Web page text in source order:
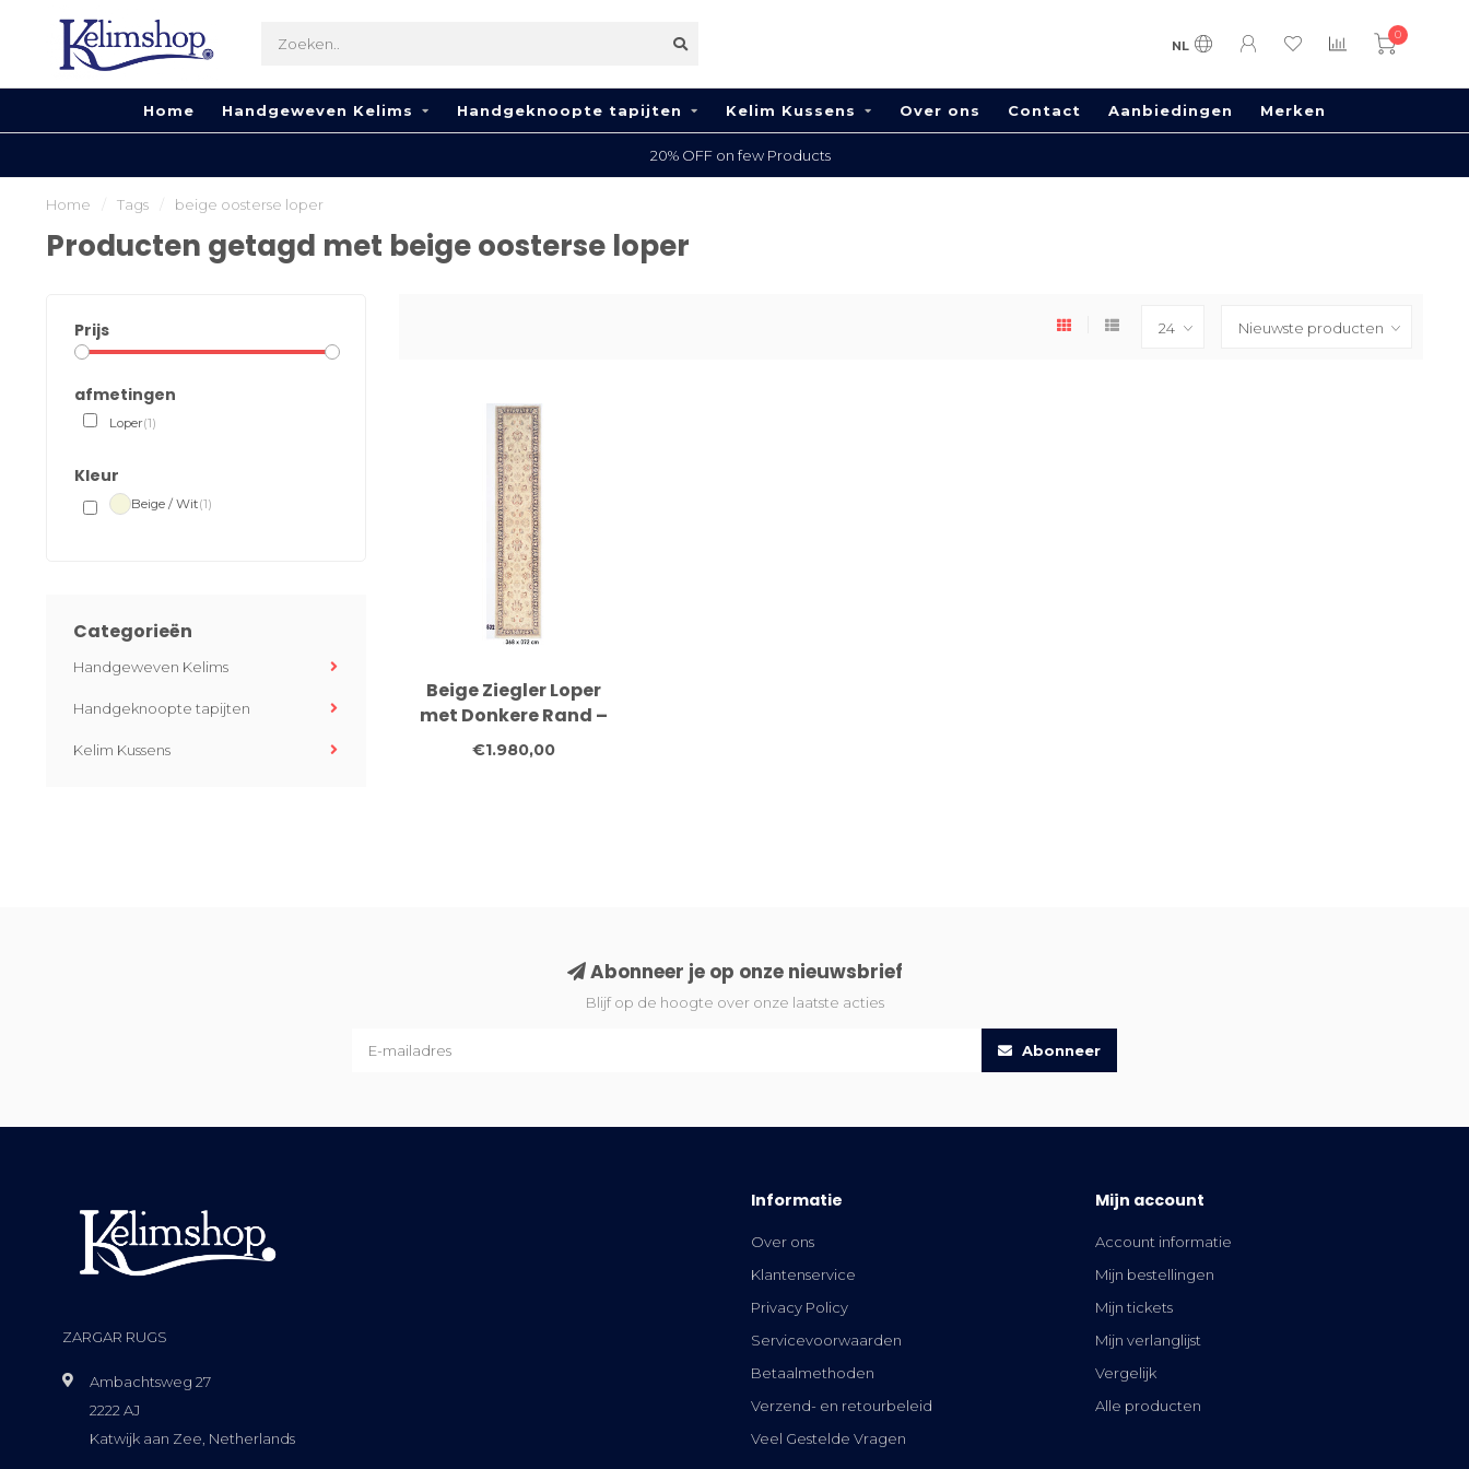
NL
0
Home Handgeweven Kelims Handgeknoopte tapijten Kelim Kussens Over ons Contact Aanbiedingen Merken
20% OFF on few Products
Home Tags beige oosterse loper
Producten getagd met beige oosterse loper
Prijs
afmetingen
Loper(1)
Kleur
Beige / Wit(1)
Categorieën
Handgeweven Kelims
Handgeknoopte tapijten
Kelim Kussens
Beige Ziegler Loper
met Donkere Rand –
368 x 72 cm – Klassiek
Bloemenpatroon
€1.980,00
Abonneer je op onze nieuwsbrief
Blijf op de hoogte over onze laatste acties
Abonneer
ZARGAR RUGS
Ambachtsweg 27
2222 AJ
Katwijk aan Zee, Netherlands
Informatie
Over ons
Klantenservice
Privacy Policy
Servicevoorwaarden
Betaalmethoden
Verzend- en retourbeleid
Veel Gestelde Vragen
Mijn account
Account informatie
Mijn bestellingen
Mijn tickets
Mijn verlanglijst
Vergelijk
Alle producten